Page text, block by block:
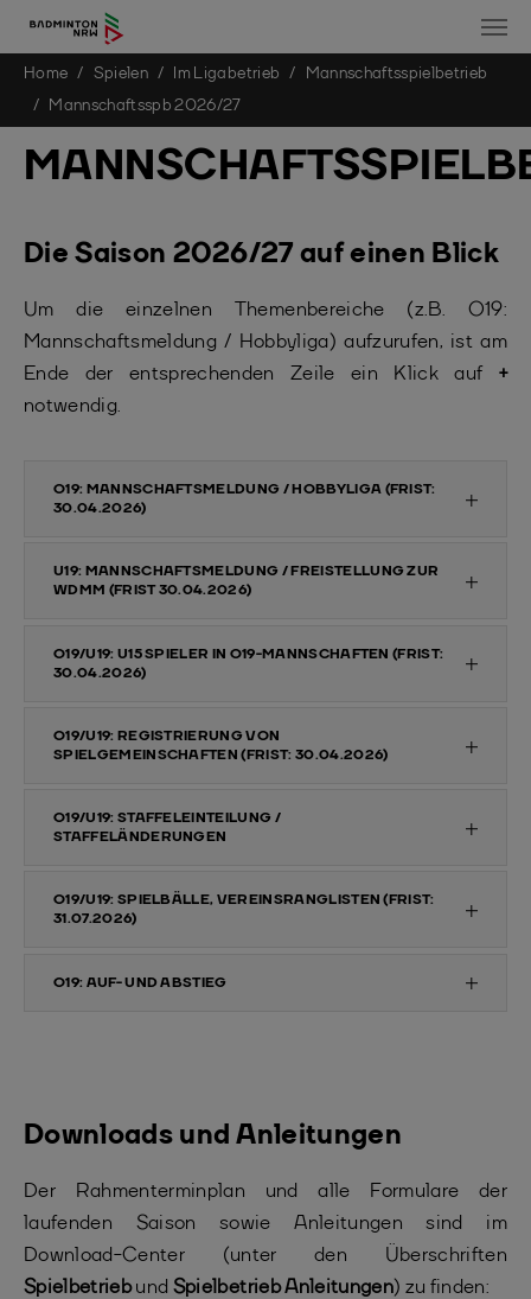
Skip to main content
You are here:
Home Spielen Im Ligabetrieb
Mannschaftsspielbetrieb
Mannschaftsspb 2026/27
Die Saison 2026/27 auf einen Blick
Um die einzelnen Themenbereiche (z.B. O19:
Mannschaftsmeldung / Hobbyliga) aufzurufen, ist am
Ende der entsprechenden Zeile ein Klick auf +
notwendig.
O19: MANNSCHAFTSMELDUNG / HOBBYLIGA (FRIST:
30.04.2026)
U19: MANNSCHAFTSMELDUNG / FREISTELLUNG ZUR
WDMM (FRIST 30.04.2026)
O19/U19: U15 SPIELER IN O19-MANNSCHAFTEN (FRIST:
30.04.2026)
O19/U19: REGISTRIERUNG VON
SPIELGEMEINSCHAFTEN (FRIST: 30.04.2026)
O19/U19: STAFFELEINTEILUNG /
STAFFELÄNDERUNGEN
O19/U19: SPIELBÄLLE, VEREINSRANGLISTEN (FRIST:
31.07.2026)
O19: AUF- UND ABSTIEG
Downloads und Anleitungen
Der Rahmenterminplan und alle Formulare der
laufenden Saison sowie Anleitungen sind im
Download-Center (unter den Überschriften
Spielbetriebund Spielbetrieb Anleitungen) zu finden: